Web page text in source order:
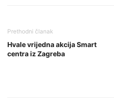
Prethodni članak
Hvale vrijedna akcija Smart
centra iz Zagreba